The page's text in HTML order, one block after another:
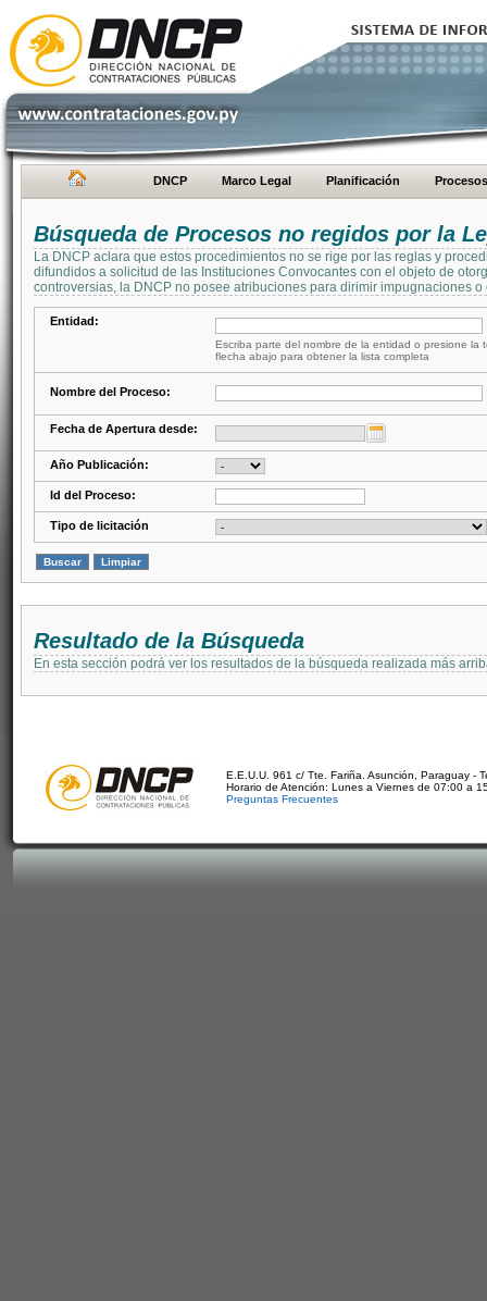
DNCP Marco Legal Planificación Procesos
Búsqueda de Procesos no regidos por la
La DNCP aclara que estos procedimientos no se rige por las reglas y
difundidos a solicitud de las Instituciones Convocantes con el objeto de
controversias, la DNCP no posee atribuciones para dirimir impugnaciones
Entidad:
Escriba parte del nombre de la entidad o presione la
flecha abajo para obtener la lista completa
Nombre del Proceso:
Fecha de Apertura desde:
Año Publicación:
Id del Proceso:
Tipo de licitación
Resultado de la Búsqueda
En esta sección podrá ver los resultados de la búsqueda realizada más
E.E.U.U. 961 c/ Tte. Fariña. Asunción, Paraguay -
Horario de Atención: Lunes a Viernes de 07:00 a
Preguntas Frecuentes